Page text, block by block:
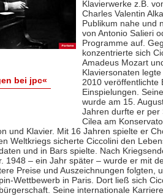
bei jpc«
Klavierwerke z.B.
Charles Valentin
Publikum nahe und
von Antonio Salieri
Programme auf.
konzentrierte sich
Amadeus Mozart
Klaviersonaten
2010 veröffentlichte
Einspielungen.
wurde am 15.
Jahren durfte er per
Cilea am
und Klavier. Mit 16 Jahren spielte er
Weltkriegs sicherte Ciccolini den
und in Bars spielte. Nach
1948 – ein Jahr später – wurde er mit
Preise und Auszeichnungen folgten,
Wettbewerb in Paris. Dort ließ sich
Seine internationale